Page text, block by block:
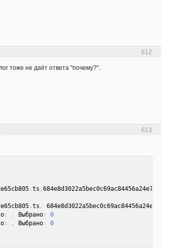
612
тоже не даёт ответа "почему?".
613
.ts ,
.ts , 684e8d3022a5bec0c69ac84456a24e74
: . Выбрано:
0
: . Выбрано:
0